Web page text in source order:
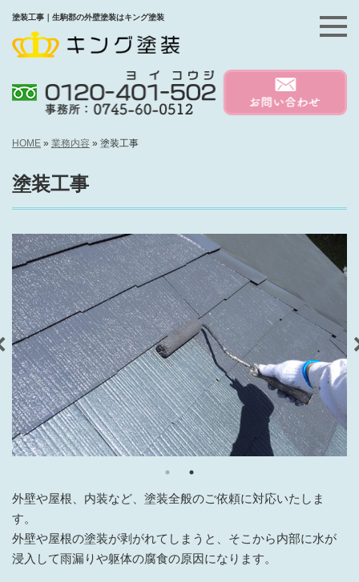
塗装工事｜生駒郡の外壁塗装はキング塗装
HOME » 業務内容 » 塗装工事
塗装工事
外壁や屋根、内装など、塗装全般のご依頼に対応いたしま
す。
外壁や屋根の塗装が剥がれてしまうと、そこから内部に水が
浸入して雨漏りや躯体の腐食の原因になります。